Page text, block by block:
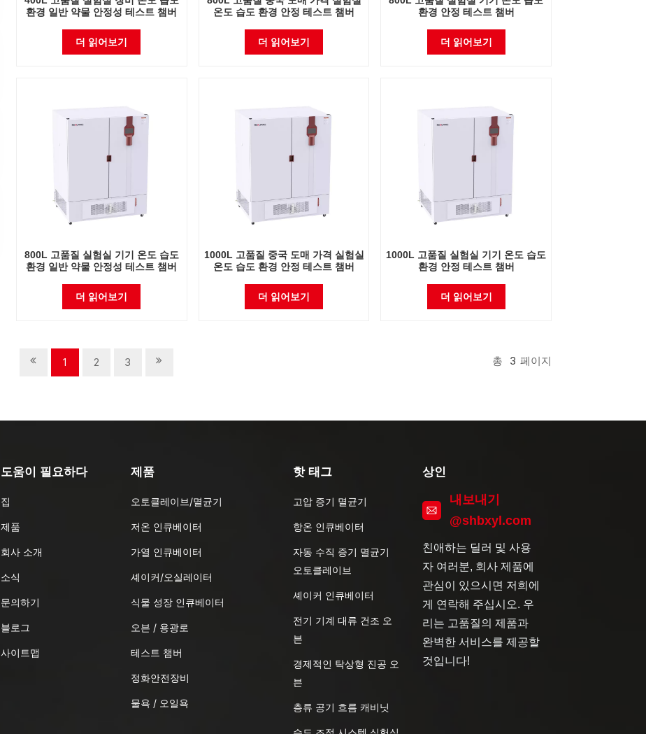
환경 일반 약물 안정성 테스트 챔버
더 읽어보기
온도 습도 환경 안정 테스트 챔버
더 읽어보기
환경 안정 테스트 챔버
더 읽어보기
800L 고품질 실험실 기기 온도 습도
환경 일반 약물 안정성 테스트 챔버
더 읽어보기
1000L 고품질 중국 도매 가격 실험실
온도 습도 환경 안정 테스트 챔버
더 읽어보기
1000L 고품질 실험실 기기 온도 습도
환경 안정 테스트 챔버
더 읽어보기
1 2 3 총 3 페이지
도움이 필요하다
집
제품
회사 소개
소식
문의하기
블로그
사이트맵
제품
오토클레이브/멸균기
저온 인큐베이터
가열 인큐베이터
셰이커/오실레이터
식물 성장 인큐베이터
오븐 / 용광로
테스트 챔버
정화안전장비
물욕 / 오일욕
핫 태그
고압 증기 멸균기
항온 인큐베이터
자동 수직 증기 멸균기
오토클레이브
셰이커 인큐베이터
전기 기계 대류 건조 오
븐
경제적인 탁상형 진공 오
븐
층류 공기 흐름 캐비닛
상인
내보내기
@shbxyl.com
친애하는 딜러 및 사용
자 여러분, 회사 제품에
관심이 있으시면 저희에
게 연락해 주십시오. 우
리는 고품질의 제품과
완벽한 서비스를 제공할
것입니다!